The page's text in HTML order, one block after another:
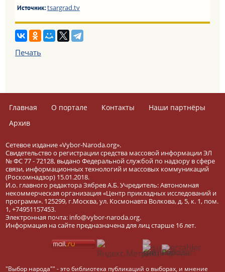
Источник:tsargrad.tv
Печать
Главная О портале Контакты
Наши партнёры
Архив
Сетевое издание «Vybor-Naroda.org».
Свидетельство о регистрации средства массовой информации ЭЛ
№ ФС 77 - 72128, выдано Федеральной службой по надзору в сфере
связи, информационных технологий и массовых коммуникаций
(Роскомнадзор) 15.01.2018.
И.о. главного редактора Зябрев А.Б. Учредитель: Автономная
некоммерческая организация «Центр прикладных исследований и
программ». 125299, г.Москва, ул. Космонавта Волкова, д. 5, к. 1, пом.
1, +74951157453.
Электронная почта: info@vybor-naroda.org.
Информация на сайте предназначена для лиц старше 16 лет.
"Выбор народа"" - это библиотека публикаций о выборах, и мнение